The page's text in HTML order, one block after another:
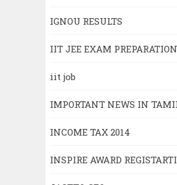
IGNOU RESULTS
IIT JEE EXAM PREPARATION
iit job
IMPORTANT NEWS IN
INCOME TAX 2014
INSPIRE AWARD